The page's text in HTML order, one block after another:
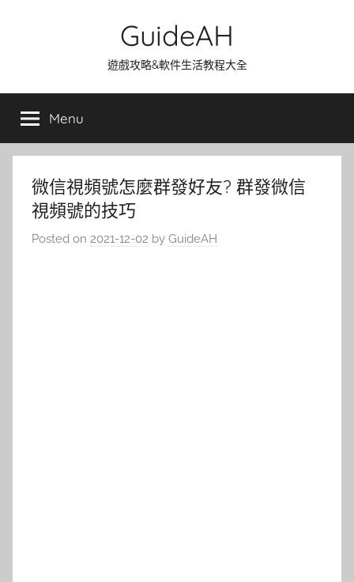
GuideAH
遊戲攻略&軟件生活教程大全
Menu
微信視頻號怎麼群發好友? 群發微信
視頻號的技巧
Posted on 2021-12-02 by GuideAH